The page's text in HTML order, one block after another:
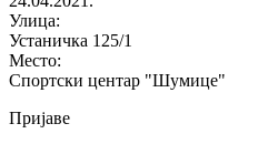
Улица:
Устаничка 125/1
Место:
Спортски центар "Шумице"
Пријаве